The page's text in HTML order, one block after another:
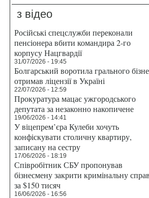
з відео
Російські спецслужби переконали
пенсіонера вбити командира 2-го
корпусу Нацгвардії
31/07/2026 - 19:45
Болгарський воротила грального
отримав ліцензії в Україні
22/07/2026 - 12:59
Прокуратура мацає ужгородського
депутата за незаконно накопичене
19/06/2026 - 14:41
У віцепрем’єра Кулеби хочуть
конфіскувати столичну квартиру,
записану на сестру
17/06/2026 - 18:19
Співробітник СБУ пропонував
бізнесмену закрити кримінальну
за $150 тисяч
16/06/2026 - 16:56